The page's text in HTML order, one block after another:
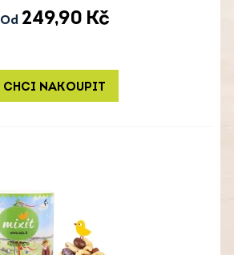
Od 249,90 Kč
CHCI NAKOUPIT